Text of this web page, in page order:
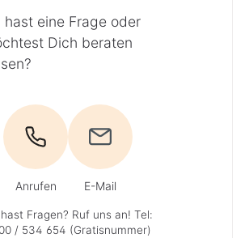
hast eine Frage oder
Dich beraten
Anrufen E-Mail
Fragen? Ruf uns an! Tel:
/ 534 654 (Gratisnummer)